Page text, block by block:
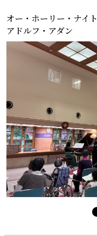
オー・ホーリー・ナイト
アドルフ・アダン